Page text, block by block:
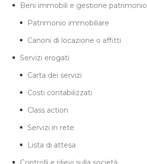
Beni immobili e gestione patrimonio
Patrimonio immobiliare
Canoni di locazione o affitti
Servizi erogati
Carta dei servizi
Costi contabilizzati
Class action
Servizi in rete
Lista di attesa